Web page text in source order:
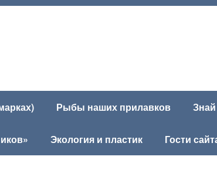
Рыбы наших прилавков
Экология и пластик Гости